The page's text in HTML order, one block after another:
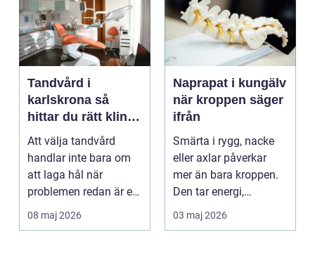
Tandvård i
karlskrona så
hittar du rätt klinik
för långsiktig
munhälsa
Att välja tandvård
handlar inte bara om
att laga hål när
problemen redan är ett
faktum. Det handlar ...
08 maj 2026
Naprapat i kungälv
när kroppen säger
ifrån
Smärta i rygg, nacke
eller axlar påverkar
mer än bara kroppen.
Den tar energi,
koncentration och
03 maj 2026